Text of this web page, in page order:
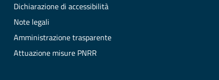
Dichiarazione di accessibilità
Note legali
Amministrazione trasparente
Attuazione misure PNRR